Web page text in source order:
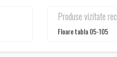
Produse vizitate
Floare tabla 05-105